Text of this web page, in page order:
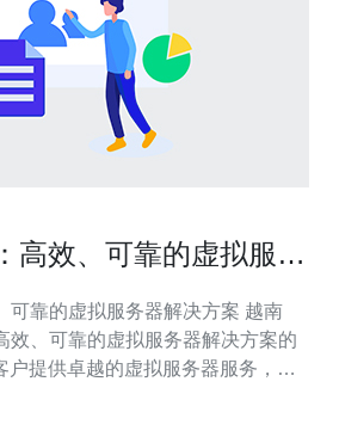
高效、可靠的虚拟服务
靠的虚拟服务器解决方案 越南
效、可靠的虚拟服务器解决方案的
户提供卓越的虚拟服务器服务，帮
定制适合您需求的解决方案。 我